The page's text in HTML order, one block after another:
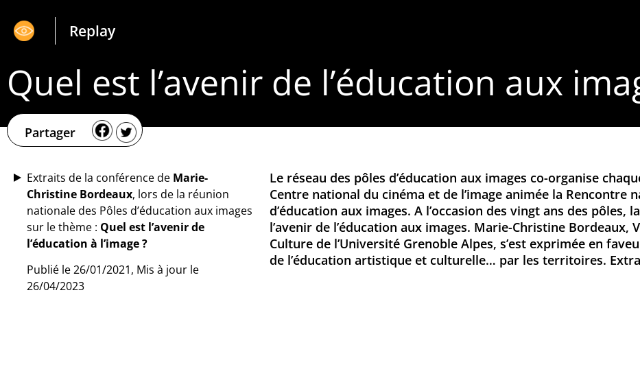
Replay
Quel est l’avenir de l’éducation aux
Partager
Extraits de la conférence de Marie-
Christine Bordeaux, lors de la réunion
nationale des Pôles d’éducation aux images
sur le thème : Quel est l’avenir de
l’éducation à l’image ?
Publié le 26/01/2021, Mis à jour le
26/04/2023
Le réseau des pôles d’éducation aux images co-organise
Centre national du cinéma et de l’image animée la Rencontre
d’éducation aux images. A l’occasion des vingt ans des
l’avenir de l’éducation aux images. Marie-Christine Bordeaux,
Culture de l’Université Grenoble Alpes, s’est exprimée en
de l’éducation artistique et culturelle… par les territoires.